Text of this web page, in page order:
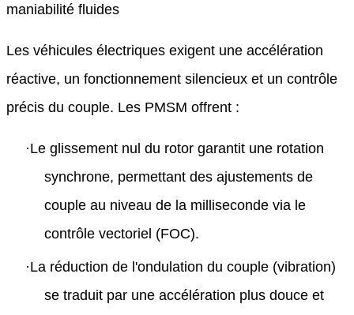
maniabilité fluides
Les véhicules électriques exigent une accélération
réactive, un fonctionnement silencieux et un contrôle
précis du couple. Les PMSM offrent :
·Le glissement nul du rotor garantit une rotation
synchrone, permettant des ajustements de
couple au niveau de la milliseconde via le
contrôle vectoriel (FOC).
·La réduction de l'ondulation du couple (vibration)
se traduit par une accélération plus douce et